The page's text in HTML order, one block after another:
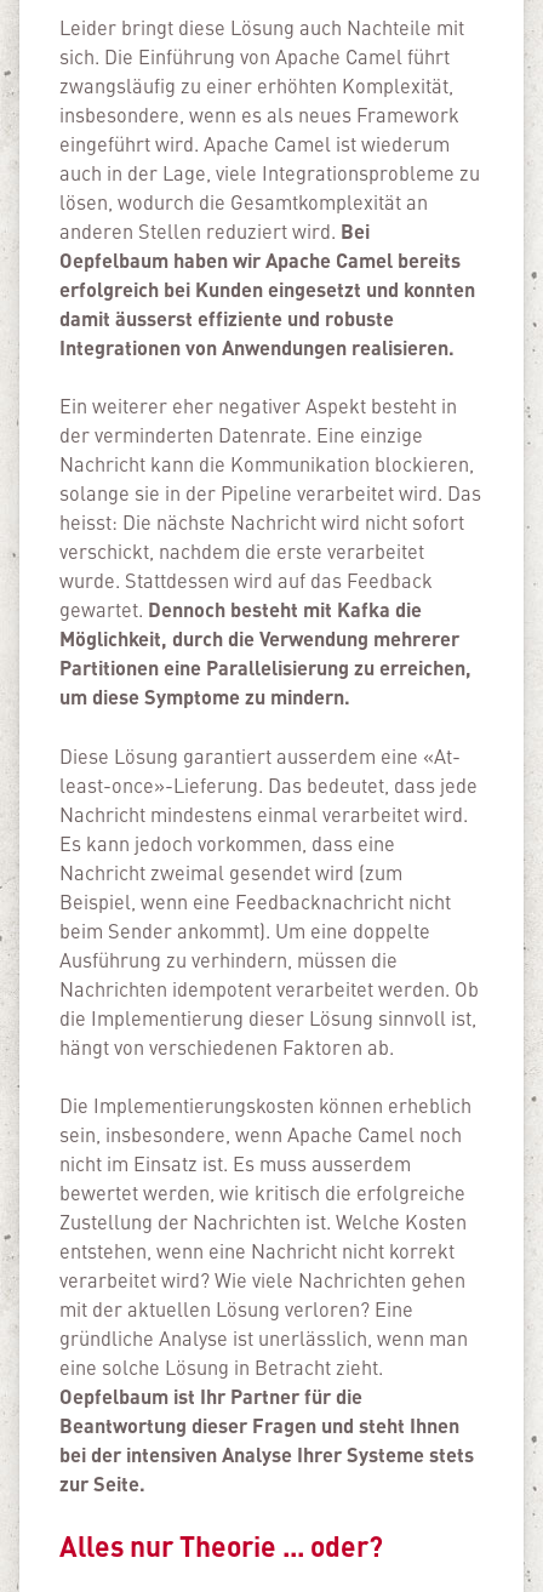
Leider bringt diese Lösung auch Nachteile mit
sich. Die Einführung von Apache Camel führt
zwangsläufig zu einer erhöhten Komplexität,
insbesondere, wenn es als neues Framework
eingeführt wird. Apache Camel ist wiederum
auch in der Lage, viele Integrationsprobleme zu
lösen, wodurch die Gesamtkomplexität an
anderen Stellen reduziert wird. Bei
Oepfelbaum haben wir Apache Camel bereits
erfolgreich bei Kunden eingesetzt und konnten
damit äusserst effiziente und robuste
Integrationen von Anwendungen realisieren.
Ein weiterer eher negativer Aspekt besteht in
der verminderten Datenrate. Eine einzige
Nachricht kann die Kommunikation blockieren,
solange sie in der Pipeline verarbeitet wird. Das
heisst: Die nächste Nachricht wird nicht sofort
verschickt, nachdem die erste verarbeitet
wurde. Stattdessen wird auf das Feedback
gewartet. Dennoch besteht mit Kafka die
Möglichkeit, durch die Verwendung mehrerer
Partitionen eine Parallelisierung zu erreichen,
um diese Symptome zu mindern.
Diese Lösung garantiert ausserdem eine «At-
least-once»-Lieferung. Das bedeutet, dass jede
Nachricht mindestens einmal verarbeitet wird.
Es kann jedoch vorkommen, dass eine
Nachricht zweimal gesendet wird (zum
Beispiel, wenn eine Feedbacknachricht nicht
beim Sender ankommt). Um eine doppelte
Ausführung zu verhindern, müssen die
Nachrichten idempotent verarbeitet werden. Ob
die Implementierung dieser Lösung sinnvoll ist,
hängt von verschiedenen Faktoren ab.
Die Implementierungskosten können erheblich
sein, insbesondere, wenn Apache Camel noch
nicht im Einsatz ist. Es muss ausserdem
bewertet werden, wie kritisch die erfolgreiche
Zustellung der Nachrichten ist. Welche Kosten
entstehen, wenn eine Nachricht nicht korrekt
verarbeitet wird? Wie viele Nachrichten gehen
mit der aktuellen Lösung verloren? Eine
gründliche Analyse ist unerlässlich, wenn man
eine solche Lösung in Betracht zieht.
Oepfelbaum ist Ihr Partner für die
Beantwortung dieser Fragen und steht Ihnen
bei der intensiven Analyse Ihrer Systeme stets
zur Seite.
Alles nur Theorie ... oder?